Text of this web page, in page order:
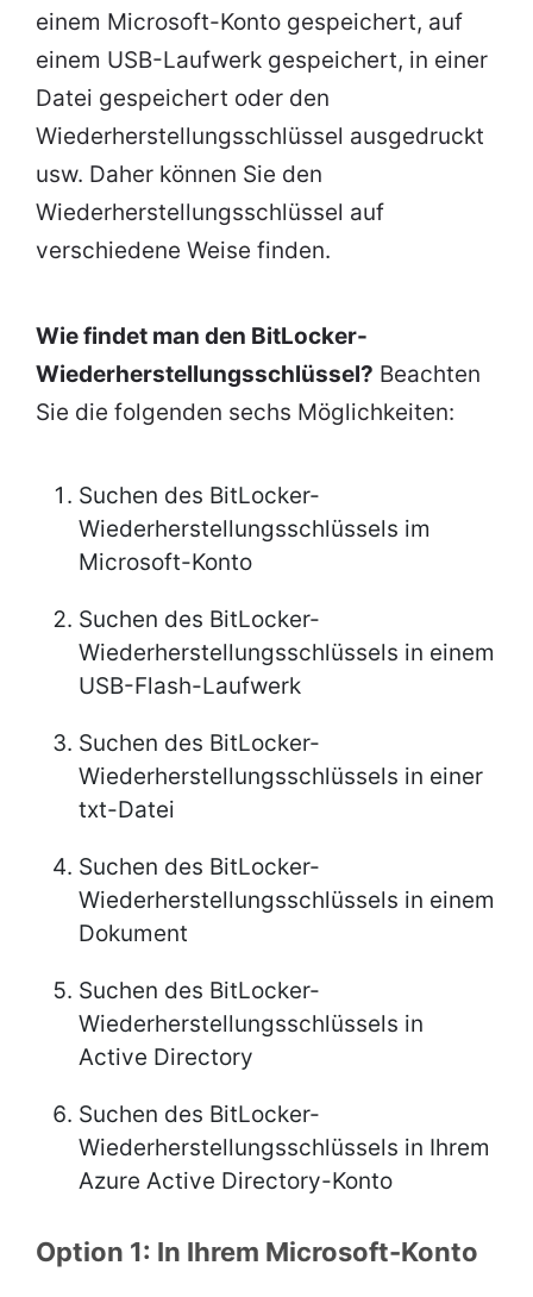
einem Microsoft-Konto gespeichert, auf
einem USB-Laufwerk gespeichert, in einer
Datei gespeichert oder den
Wiederherstellungsschlüssel ausgedruckt
usw. Daher können Sie den
Wiederherstellungsschlüssel auf
verschiedene Weise finden.
Wie findet man den BitLocker-
Wiederherstellungsschlüssel? Beachten
Sie die folgenden sechs Möglichkeiten:
Suchen des BitLocker-
Wiederherstellungsschlüssels im
Microsoft-Konto
Suchen des BitLocker-
Wiederherstellungsschlüssels in einem
USB-Flash-Laufwerk
Suchen des BitLocker-
Wiederherstellungsschlüssels in einer
txt-Datei
Suchen des BitLocker-
Wiederherstellungsschlüssels in einem
Dokument
Suchen des BitLocker-
Wiederherstellungsschlüssels in
Active Directory
Suchen des BitLocker-
Wiederherstellungsschlüssels in Ihrem
Azure Active Directory-Konto
Option 1: In Ihrem Microsoft-Konto